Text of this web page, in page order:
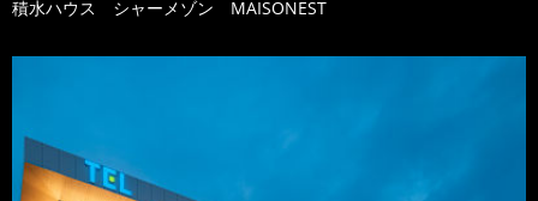
積水ハウス シャーメゾン MAISONEST